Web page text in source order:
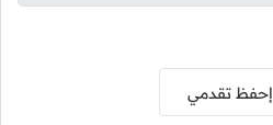
إحفظ تقدمي